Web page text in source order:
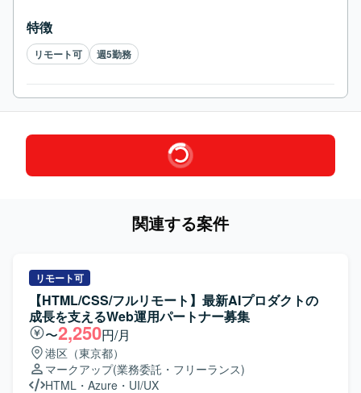
特徴
リモート可 週5勤務
関連する案件
リモート可
【HTML/CSS/フルリモート】最新AIプロダクトの
成長を支えるWeb運用パートナー募集
〜2,250円/月
港区（東京都）
マークアップ(業務委託・フリーランス)
HTML ・ Azure ・ UI/UX